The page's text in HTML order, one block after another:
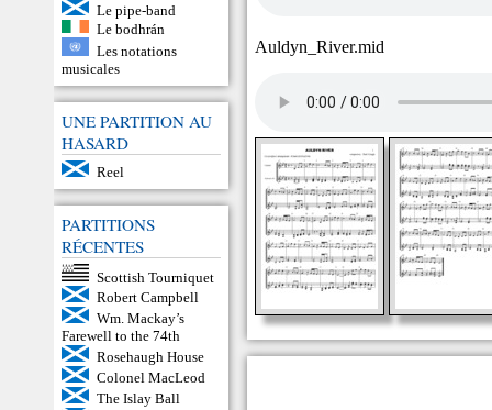
Le pipe-band
Le bodhrán
Les notations
musicales
UNE PARTITION AU
HASARD
Reel
PARTITIONS
RÉCENTES
Scottish Tourniquet
Robert Campbell
Wm. Mackay’s
Farewell to the 74th
Rosehaugh House
Colonel MacLeod
The Islay Ball
Auldyn_River.mid